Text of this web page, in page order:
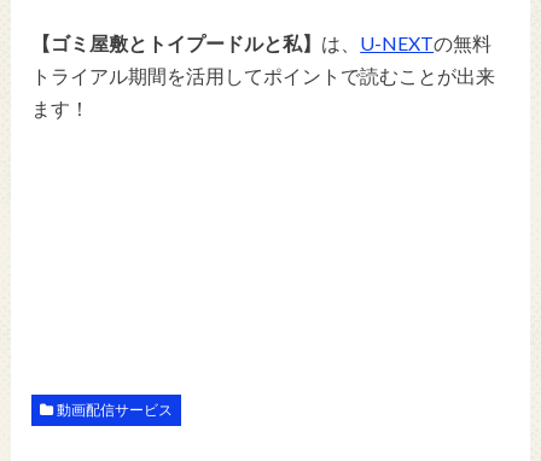
【ゴミ屋敷とトイプードルと私】 は、 U-NEXTの無料
トライアル期間を活用してポイントで読むことが出来
ます！
動画配信サービス